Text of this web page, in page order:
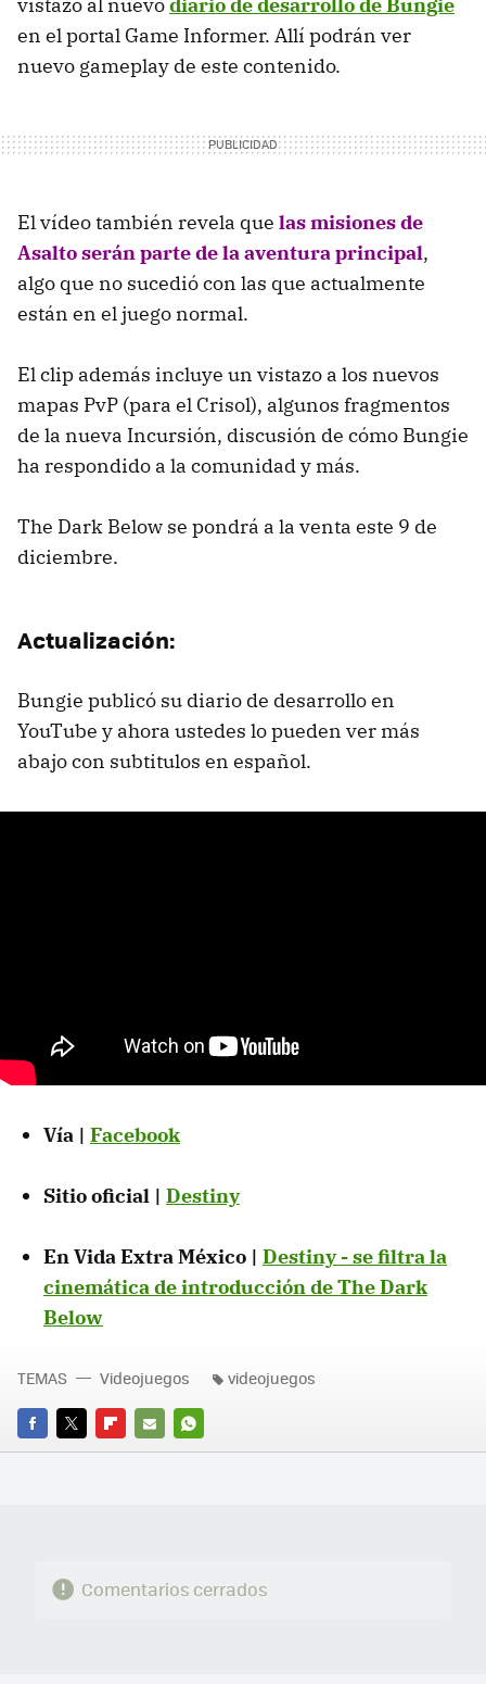
en el portal Game Informer. Allí podrán ver
nuevo gameplay de este contenido.
El vídeo también revela que las misiones de
Asalto serán parte de la aventura principal,
algo que no sucedió con las que actualmente
están en el juego normal.
El clip además incluye un vistazo a los nuevos
mapas PvP (para el Crisol), algunos fragmentos
de la nueva Incursión, discusión de cómo Bungie
ha respondido a la comunidad y más.
The Dark Below se pondrá a la venta este 9 de
diciembre.
Actualización:
Bungie publicó su diario de desarrollo en
YouTube y ahora ustedes lo pueden ver más
abajo con subtitulos en español.
Vía | Facebook
Sitio oficial | Destiny
En Vida Extra México | Destiny - se filtra la
cinemática de introducción de The Dark
Below
FACEBOOK
TWITTERFLIPBOARD
E-
WHATSAPP
TEMAS Videojuegos videojuegos
Comentarios cerrados